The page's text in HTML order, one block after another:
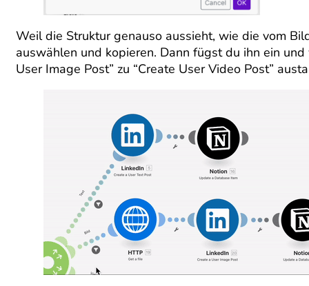
Weil die Struktur genauso aussieht, wie die vom
auswählen und kopieren. Dann fügst du ihn ein
User Image Post” zu “Create User Video Post”